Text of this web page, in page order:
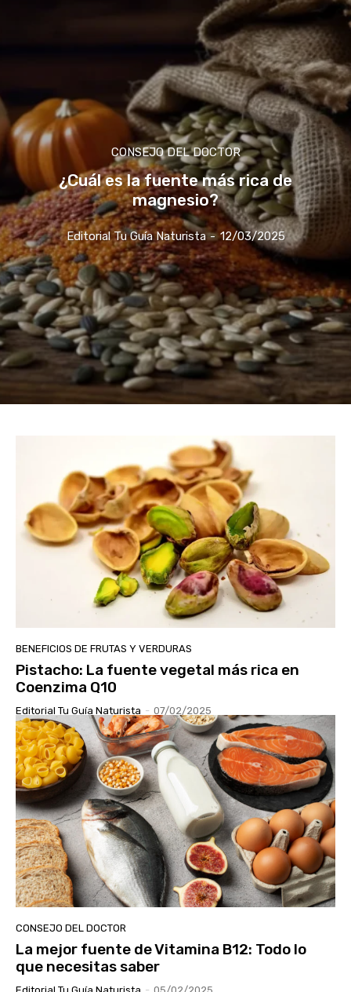
CONSEJO DEL DOCTOR
¿Cuál es la fuente más rica de
magnesio?
Editorial Tu Guía Naturista - 12/03/2025
BENEFICIOS DE FRUTAS Y VERDURAS
Pistacho: La fuente vegetal más rica en
Coenzima Q10
Editorial Tu Guía Naturista - 07/02/2025
CONSEJO DEL DOCTOR
La mejor fuente de Vitamina B12: Todo lo
que necesitas saber